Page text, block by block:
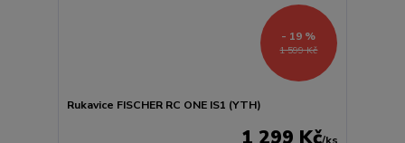
1 599 Kč
- 19 %
Rukavice FISCHER RC ONE IS1 (YTH)
1 299 Kč